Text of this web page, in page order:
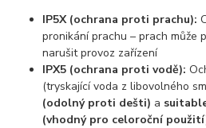
IP5X (ochrana proti prachu):
pronikání prachu – prach může
narušit provoz zařízení
IPX5 (ochrana proti vodě):
(tryskající voda z libovolného
(odolný proti dešti) a
(vhodný pro celoroční